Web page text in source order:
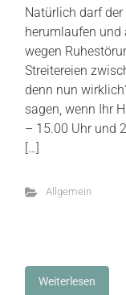
Natürlich darf
herumlaufen und
wegen
Streitereien
denn nun
sagen, wenn Ihr
– 15.00 Uhr und
[…]
Allgemein
Weiterlesen